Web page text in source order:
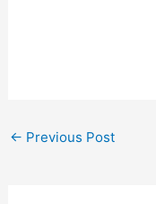
← Previous Post